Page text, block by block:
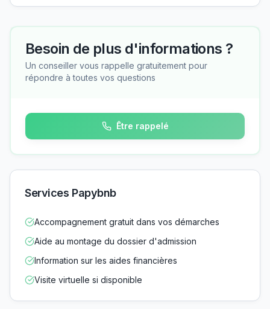
Besoin de plus d'informations ?
Un conseiller vous rappelle gratuitement pour
répondre à toutes vos questions
Être rappelé
Services Papybnb
Accompagnement gratuit dans vos démarches
Aide au montage du dossier d'admission
Information sur les aides financières
Visite virtuelle si disponible